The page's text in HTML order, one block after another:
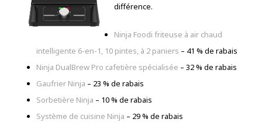
différence.
Ninja Foodi friteuse à air chaud
intelligente 6-en-1, 10 pintes, à 2 paniers – 41 % de rabais
Ninja DualBrew Pro cafetière spécialisée – 32 % de rabais
Gaufrier Ninja – 23 % de rabais
Sorbetière Ninja – 10 % de rabais
Système de cuisine Ninja – 29 % de rabais